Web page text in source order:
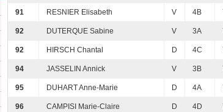
91 RESNIER Elisabeth V 4B
92 DUTERQUE Sabine V 3A
92 HIRSCH Chantal D 4C
94 JASSELIN Annick V 3B
95 DUHART Anne-Marie D 4A
96 CAMPISI Marie-Claire D 4D